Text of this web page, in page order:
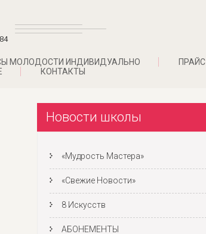
МОЛОДОСТИ ИНДИВИДУАЛЬНО
ПРАЙС
КОНТАКТЫ
Новости школы
«Мудрость Мастера»
«Свежие Новости»
8 Искусств
АБОНЕМЕНТЫ